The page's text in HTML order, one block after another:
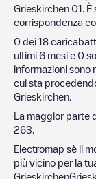
Grieskirchen 01 .
corrispondenza
0 dei 18
ultimi 6 mesi e 0
informazioni sono
cui sta
Grieskirchen
La maggior parte
263
Electromap sè il
più vicino per la
Grieskirchen